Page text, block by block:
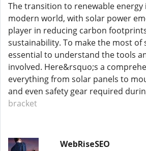
The transition to renewable energy
modern world, with solar power
player in reducing carbon
sustainability. To make the most of
essential to understand the tools
involved. Here&rsquo;s a
everything from solar panels to
and even safety gear required
bracket
WebRiseSEO